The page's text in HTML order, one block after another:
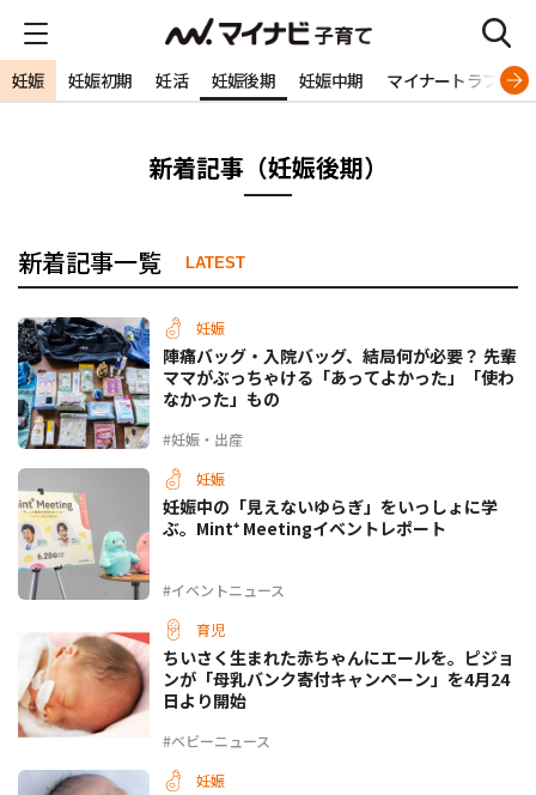
妊娠 妊娠初期 妊活 妊娠後期 妊娠中期 マイナートラブル
新着記事（妊娠後期）
新着記事一覧 LATEST
妊娠
#妊娠・出産
陣痛バッグ・入院バッグ、結局何が必要？ 先輩
ママがぶっちゃける「あってよかった」「使わ
なかった」もの
妊娠
#イベントニュース
妊娠中の「見えないゆらぎ」をいっしょに学
ぶ。Mint⁺ Meetingイベントレポート
育児
#ベビーニュース
ちいさく生まれた赤ちゃんにエールを。ピジョ
ンが「母乳バンク寄付キャンペーン」を4月24
日より開始
妊娠